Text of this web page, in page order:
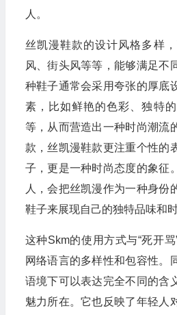
人。
丝凯漫鞋款的设计风格多样
风、街头风等等，能够满足不
种鞋子通常会采用夸张的厚底
素，比如鲜艳的色彩、独特
等，从而营造出一种时尚潮流
款，丝凯漫鞋款更注重个性的
子，更是一种时尚态度的象征
人，会把丝凯漫作为一种身份
鞋子来展现自己的独特品味和时
这种Skm的使用方式与“死开
网络语言的多样性和包容性。
语境下可以表达完全不同的含
魅力所在。它也反映了年轻人